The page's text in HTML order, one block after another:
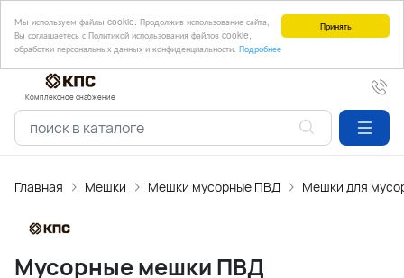
Принять
Мы используем файлы cookie. Продолжив использование сайта,
Вы соглашаетесь с Политикой использования файлов cookie,
обработки персональных данных и конфиденциальности. Подробнее
Комплексное снабжение
Главная Мешки Мешки мусорные ПВД Мешки для
Мусорные мешки ПВД